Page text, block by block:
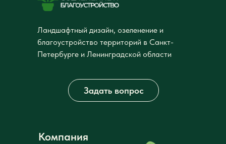
Ландшафтный дизайн, озеленение и
благоустройство территорий в Санкт-
Петербурге и Ленинградской области
Задать вопрос
Компания